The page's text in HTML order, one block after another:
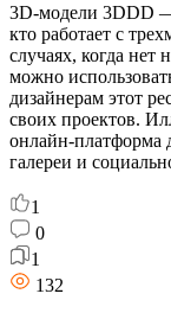
3D-модели 3DDD —
кто работает с
случаях, когда нет
можно
дизайнерам этот
своих проектов.
онлайн-платформа
галереи и
1
0
1
132